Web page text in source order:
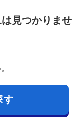
見つかりませ
す